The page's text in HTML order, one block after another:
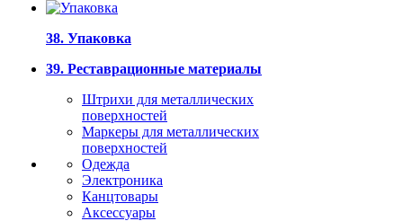
38. Упаковка
39. Реставрационные материалы
Штрихи для металлических
поверхностей
Маркеры для металлических
поверхностей
Одежда
Электроника
Канцтовары
Аксессуары